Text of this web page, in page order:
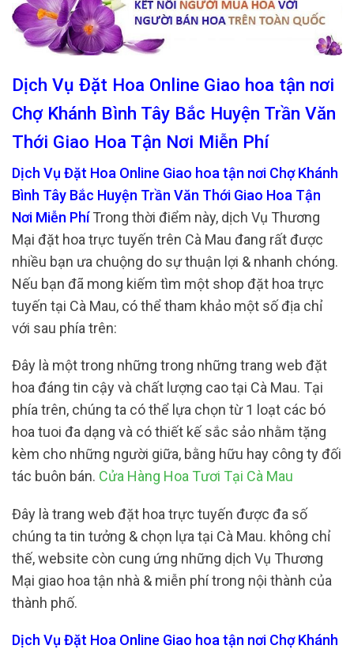
Dịch Vụ Đặt Hoa Online Giao hoa tận nơi
Chợ Khánh Bình Tây Bắc Huyện Trần Văn
Thới Giao Hoa Tận Nơi Miễn Phí
Dịch Vụ Đặt Hoa Online Giao hoa tận nơi Chợ Khánh
Bình Tây Bắc Huyện Trần Văn Thới Giao Hoa Tận
Nơi Miễn PhíTrong thời điểm này, dịch Vụ Thương
Mại đặt hoa trực tuyến trên Cà Mau đang rất được
nhiều bạn ưa chuộng do sự thuận lợi & nhanh chóng.
Nếu bạn đã mong kiếm tìm một shop đặt hoa trực
tuyến tại Cà Mau, có thể tham khảo một số địa chỉ
với sau phía trên:
Đây là một trong những trong những trang web đặt
hoa đáng tin cậy và chất lượng cao tại Cà Mau. Tại
phía trên, chúng ta có thể lựa chọn từ 1 loạt các bó
hoa tuoi đa dạng và có thiết kế sắc sảo nhằm tặng
kèm cho những người giữa, bằng hữu hay công ty đối
tác buôn bán. Cửa Hàng Hoa Tươi Tại Cà Mau
Đây là trang web đặt hoa trực tuyến được đa số
chúng ta tin tưởng & chọn lựa tại Cà Mau. không chỉ
thế, website còn cung ứng những dịch Vụ Thương
Mại giao hoa tận nhà & miễn phí trong nội thành của
thành phố.
Dịch Vụ Đặt Hoa Online Giao hoa tận nơi Chợ Khánh